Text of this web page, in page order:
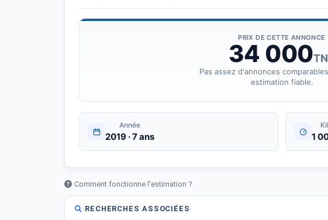
PRIX DE CETTE ANNONCE
34 000
Pas assez d'annonces
estimation fiable.
Année
2019 · 7 ans 1
Comment fonctionne l'estimation ?
RECHERCHES ASSOCIÉES